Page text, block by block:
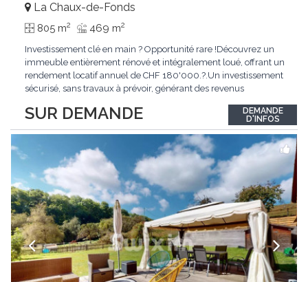
SUR DEMANDE
La Chaux-de-Fonds
805 m2 469 m2
Investissement clé en main ? Opportunité rare !Découvrez un
immeuble entièrement rénové et intégralement loué, offrant un
rendement locatif annuel de CHF 180'000.?.Un investissement
sécurisé, sans travaux à prévoir, générant des revenus
d'informations ou recevoir le dossier.
DEMANDE
D'INFOS